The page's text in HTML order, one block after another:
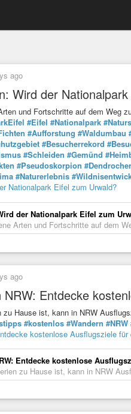
ago
Wird der
und Fortschritte auf dem Weg
#Eifel #Nationalpark
#Aufforstung #Waldumbau
#Besucherrekord
#Schleiden #Gemünd
#Pseudoskorpion
#Naturerlebnis
Nationalpark Eifel zum Urwald?
der Nationalpark Eifel zum
Arten und Fortschritte auf dem
ago
Entdecke
zu Hause ist, kann in NRW
#kostenlos #Wandern #NRW
kostenlose Ausflugsziele
Entdecke kostenlose
zu Hause ist, kann in NRW